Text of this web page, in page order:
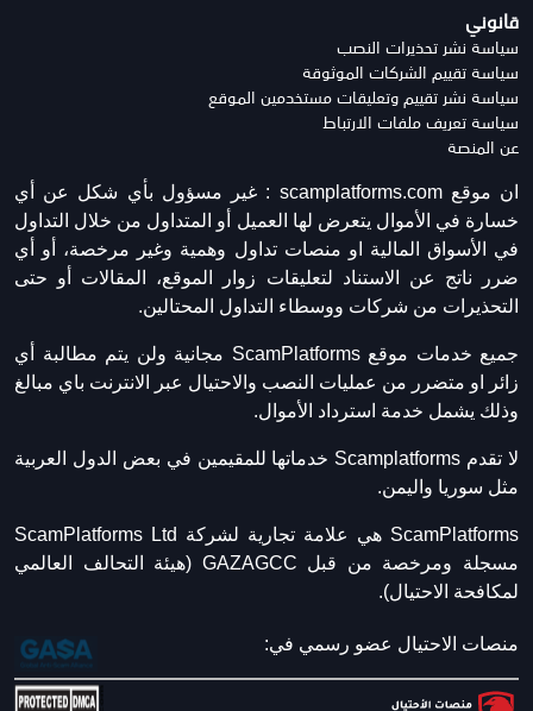
قانوني
سياسة نشر تحذيرات النصب
سياسة تقييم الشركات الموثوقة
سياسة نشر تقييم وتعليقات مستخدمين الموقع
سياسة تعريف ملفات الارتباط
عن المنصة
ان موقع scamplatforms.com :
غير مسؤول بأي شكل عن أي
خسارة في الأموال يتعرض لها العميل أو المتداول من خلال التداول
في الأسواق المالية او منصات تداول وهمية وغير مرخصة، أو أي
ضرر ناتج عن الاستناد لتعليقات زوار الموقع، المقالات أو حتى
التحذيرات من شركات ووسطاء التداول المحتالين.
جميع خدمات موقع ScamPlatforms مجانية ولن يتم مطالبة أي
زائر او متضرر من عمليات النصب والاحتيال عبر الانترنت باي مبالغ
وذلك يشمل خدمة استرداد الأموال.
لا تقدم Scamplatforms خدماتها للمقيمين في بعض الدول العربية
مثل سوريا واليمن.
ScamPlatforms هي علامة تجارية لشركة ScamPlatforms Ltd
مسجلة ومرخصة من قبل GAZAGCC (هيئة التحالف العالمي
لمكافحة الاحتيال).
منصات الاحتيال عضو رسمي في: